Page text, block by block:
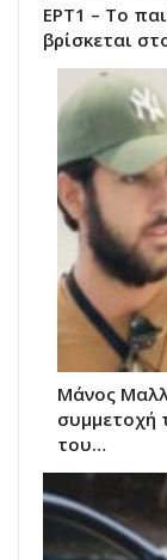
ΕΡΤ1 – Το
βρίσκεται
Μάνος
συμμετοχή
του…